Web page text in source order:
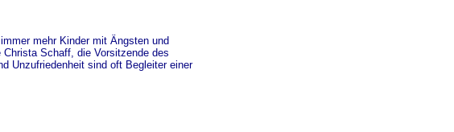
mehr Kinder mit Ängsten und
Schaff, die Vorsitzende des
Unzufriedenheit sind oft Begleiter einer